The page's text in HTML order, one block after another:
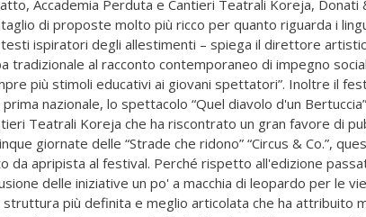
Accademia Perduta e Cantieri Teatrali Koreja, Donati
di proposte molto più ricco per quanto riguarda i
ispiratori degli allestimenti – spiega il direttore
tradizionale al racconto contemporaneo di impegno
più stimoli educativi ai giovani spettatori”. Inoltre il
prima nazionale, lo spettacolo “Quel diavolo d'un
Teatrali Koreja che ha riscontrato un gran favore di
giornate delle “Strade che ridono” “Circus & Co.”,
da apripista al festival. Perché rispetto all'edizione
delle iniziative un po' a macchia di leopardo per le
struttura più definita e meglio articolata che ha attribuito